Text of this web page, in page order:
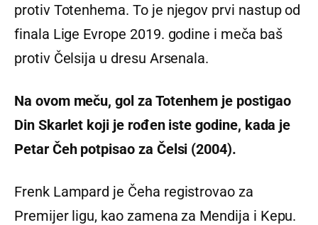
protiv Totenhema. To je njegov prvi nastup od
finala Lige Evrope 2019. godine i meča baš
protiv Čelsija u dresu Arsenala.
Na ovom meču, gol za Totenhem je postigao
Din Skarlet koji je rođen iste godine, kada je
Petar Čeh potpisao za Čelsi (2004).
Frenk Lampard je Čeha registrovao za
Premijer ligu, kao zamena za Mendija i Kepu.